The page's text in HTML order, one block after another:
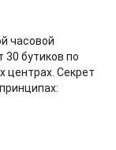
часовой
бутиков по
центрах. Секрет